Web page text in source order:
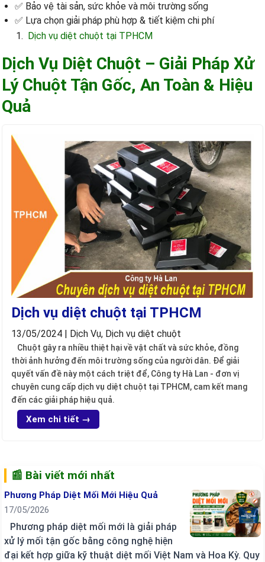
✅ Bảo vệ tài sản, sức khỏe và môi trường sống
✅ Lựa chọn giải pháp phù hợp & tiết kiệm chi phí
Dịch vụ diệt chuột tại TPHCM
Dịch Vụ Diệt Chuột – Giải Pháp Xử
Lý Chuột Tận Gốc, An Toàn & Hiệu
Quả
Dịch vụ diệt chuột tại TPHCM
13/05/2024 | Dịch Vụ, Dịch vụ diệt chuột
Chuột gây ra nhiều thiệt hại về vật chất và sức khỏe, đồng
thời ảnh hưởng đến môi trường sống của người dân. Để giải
quyết vấn đề này một cách triệt để, Công ty Hà Lan - đơn vị
chuyên cung cấp dịch vụ diệt chuột tại TPHCM, cam kết mang
đến các giải pháp hiệu quả.
Xem chi tiết →
📰 Bài viết mới nhất
Phương Pháp Diệt Mối Mới Hiệu Quả
17/05/2026
Phương pháp diệt mối mới là giải pháp
xử lý mối tận gốc bằng công nghệ hiện
đại kết hợp giữa kỹ thuật diệt mối Việt Nam và Hoa Kỳ. Quy